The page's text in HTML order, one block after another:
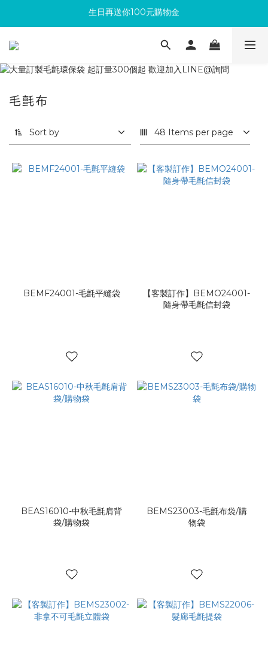
滿300回饋10%購物金
滿300回饋10%購物金
毛氈布
Sort by 48 Items per page
BEMF24001-毛氈平縫袋
【客製訂作】BEMO24001-
隨身帶毛氈信封袋
BEAS16010-中秋毛氈肩背
袋/購物袋
BEMS23003-毛氈布袋/購
物袋